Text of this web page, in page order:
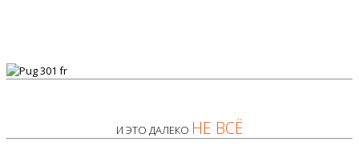
И ЭТО ДАЛЕКО НЕ ВСЁ